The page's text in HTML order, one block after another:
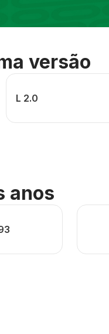
versão
L 2.0
anos